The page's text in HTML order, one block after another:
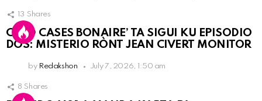
13 Shares
COLD CASES BONAIRE’ TA SIGUI KU EPISODIO
DOS: MISTERIO RÒNT JEAN CIVERT MONITOR
by Redakshon July 7, 2026, 1:50 am
8 Shares